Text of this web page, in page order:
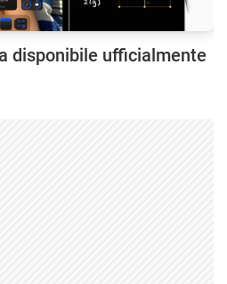
disponibile ufficialmente